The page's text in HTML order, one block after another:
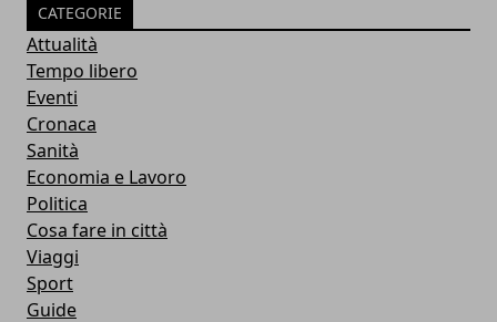
CATEGORIE
Attualità
Tempo libero
Eventi
Cronaca
Sanità
Economia e Lavoro
Politica
Cosa fare in città
Viaggi
Sport
Guide